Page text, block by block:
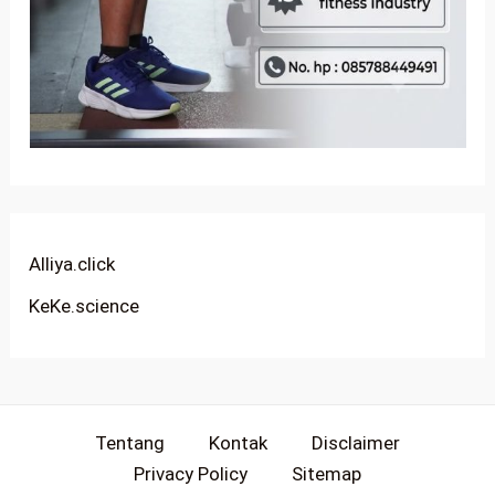
Alliya.click
KeKe.science
Tentang Kontak
Disclaimer
Privacy Policy
Sitemap